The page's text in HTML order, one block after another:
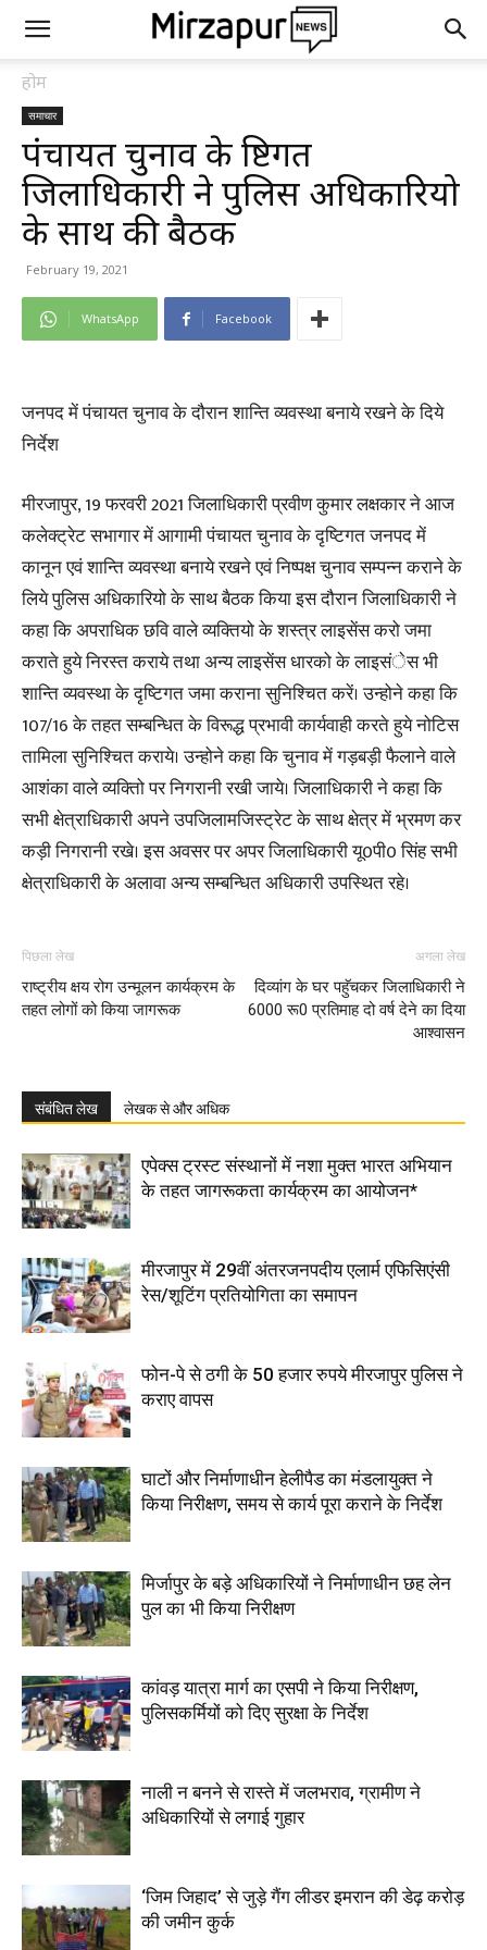
होम
समाचार
पंचायत चुनाव के दृष्टिगत
जिलाधिकारी ने पुलिस अधिकारियो
के साथ की बैठक
February 19, 2021
WhatsApp Facebook
जनपद में पंचायत चुनाव के दौरान शान्ति व्यवस्था बनाये रखने के दिये
निर्देश
मीरजापुर, 19 फरवरी 2021 जिलाधिकारी प्रवीण कुमार लक्षकार ने आज
कलेक्ट्रेट सभागार में आगामी पंचायत चुनाव के दृष्टिगत जनपद में
कानून एवं शान्ति व्यवस्था बनाये रखने एवं निष्पक्ष चुनाव सम्पन्न कराने के
लिये पुलिस अधिकारियो के साथ बैठक किया इस दौरान जिलाधिकारी ने
कहा कि अपराधिक छवि वाले व्यक्तियो के शस्त्र लाइसेंस करो जमा
कराते हुये निरस्त कराये तथा अन्य लाइसेंस धारको के लाइसंेस भी
शान्ति व्यवस्था के दृष्टिगत जमा कराना सुनिश्चित करें। उन्होने कहा कि
107/16 के तहत सम्बन्धित के विरूद्ध प्रभावी कार्यवाही करते हुये नोटिस
तामिला सुनिश्चित कराये। उन्होने कहा कि चुनाव में गड़बड़ी फैलाने वाले
आशंका वाले व्यक्तिो पर निगरानी रखी जाये। जिलाधिकारी ने कहा कि
सभी क्षेत्राधिकारी अपने उपजिलामजिस्ट्रेट के साथ क्षेत्र में भ्रमण कर
कड़ी निगरानी रखे। इस अवसर पर अपर जिलाधिकारी यू0पी0 सिंह सभी
क्षेत्राधिकारी के अलावा अन्य सम्बन्धित अधिकारी उपस्थित रहे।
पिछला लेख
राष्ट्रीय क्षय रोग उन्मूलन कार्यक्रम के
तहत लोगों को किया जागरूक
अगला लेख
दिव्यांग के घर पहुॅचकर जिलाधिकारी ने
6000 रू0 प्रतिमाह दो वर्ष देने का दिया
आश्वासन
संबंधित लेख लेखक से और अधिक
एपेक्स ट्रस्ट संस्थानों में नशा मुक्त भारत अभियान
के तहत जागरूकता कार्यक्रम का आयोजन*
मीरजापुर में 29वीं अंतरजनपदीय एलार्म एफिसिएंसी
रेस/शूटिंग प्रतियोगिता का समापन
फोन-पे से ठगी के 50 हजार रुपये मीरजापुर पुलिस ने
कराए वापस
घाटों और निर्माणाधीन हेलीपैड का मंडलायुक्त ने
किया निरीक्षण, समय से कार्य पूरा कराने के निर्देश
मिर्जापुर के बड़े अधिकारियों ने निर्माणाधीन छह लेन
पुल का भी किया निरीक्षण
कांवड़ यात्रा मार्ग का एसपी ने किया निरीक्षण,
पुलिसकर्मियों को दिए सुरक्षा के निर्देश
नाली न बनने से रास्ते में जलभराव, ग्रामीण ने
अधिकारियों से लगाई गुहार
‘जिम जिहाद’ से जुड़े गैंग लीडर इमरान की डेढ़ करोड़
की जमीन कुर्क